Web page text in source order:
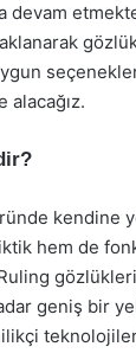
devam
alacağız.
kendine
hem de
geniş bir